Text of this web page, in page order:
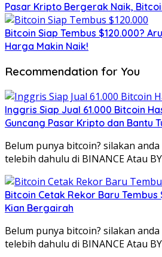
Pasar Kripto Bergerak Naik,
Bitcoin Siap Tembus $120.000?
Harga Makin Naik!
Recommendation for You
Inggris Siap Jual 61.000 Bitcoin
Guncang Pasar Kripto dan Bantu
Belum punya bitcoin? silakan
telebih dahulu di BINANCE Atau
Bitcoin Cetak Rekor Baru Tembus
Kian Bergairah
Belum punya bitcoin? silakan
telebih dahulu di BINANCE Atau